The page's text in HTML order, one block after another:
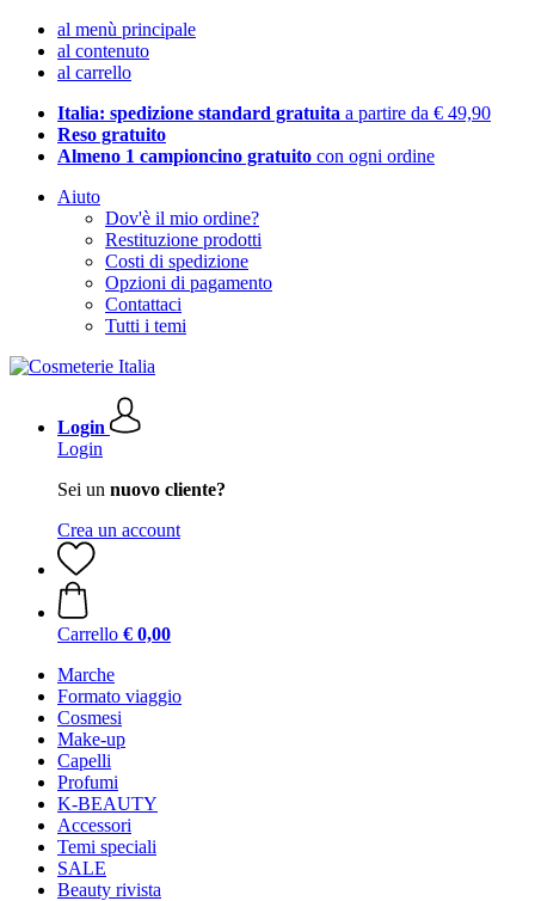
al menù principale
al contenuto
al carrello
Italia: spedizione standard gratuita a partire da € 49,90
Reso gratuito
Almeno 1 campioncino gratuito con ogni ordine
Aiuto
Dov'è il mio ordine?
Restituzione prodotti
Costi di spedizione
Opzioni di pagamento
Contattaci
Tutti i temi
Login
Login
Sei un nuovo cliente?
Crea un account
Carrello € 0,00
Marche
Formato viaggio
Cosmesi
Make-up
Capelli
Profumi
K-BEAUTY
Accessori
Temi speciali
SALE
Beauty rivista